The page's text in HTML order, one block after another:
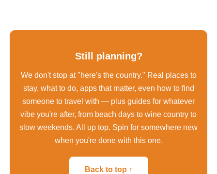
Still planning?
We don't stop at "here's the country." Real places to
stay, what to do, apps that matter, even how to find
someone to travel with — plus guides for whatever
vibe you're after, from beach days to wine country to
slow weekends. All up top. Spin for somewhere new
when you're done with this one.
Back to top ↑